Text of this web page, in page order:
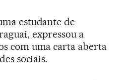
estudante de
expressou a
com uma carta aberta
sociais.